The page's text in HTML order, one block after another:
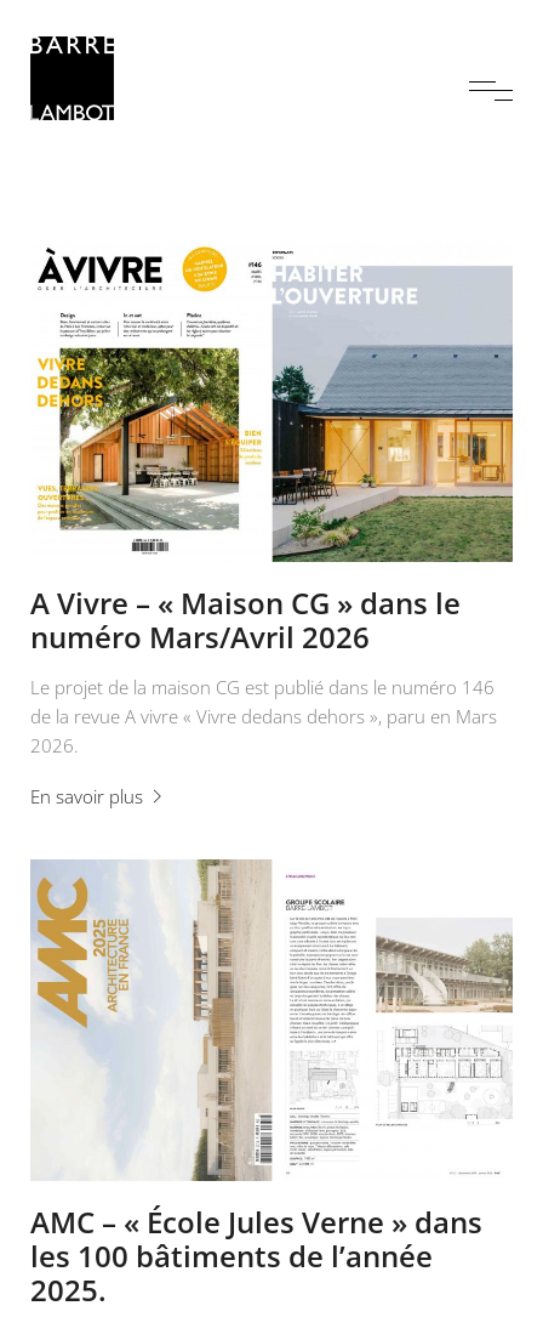
A Vivre – « Maison CG » dans le
numéro Mars/Avril 2026
Le projet de la maison CG est publié dans le numéro 146
de la revue A vivre « Vivre dedans dehors », paru en Mars
2026.
En savoir plus
AMC – « École Jules Verne » dans
les 100 bâtiments de l’année
2025.